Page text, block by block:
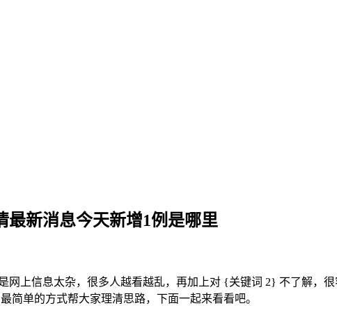
最新消息今天新增1例是哪里
网上信息太杂，很多人越看越乱，再加上对 {关键词 2} 不了解，
简单的方式帮大家理清思路，下面一起来看看吧。